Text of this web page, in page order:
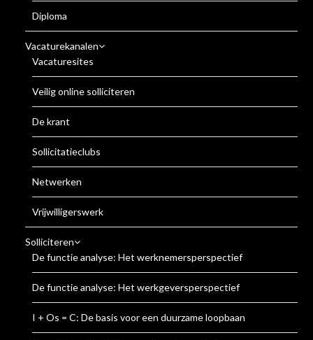
Diploma
Vacaturekanalen
Vacaturesites
Veilig online solliciteren
De krant
Sollicitatieclubs
Netwerken
Vrijwilligerswerk
Solliciteren
De functie analyse: Het werknemersperspectief
De functie analyse: Het werkgeversperspectief
I + Os = C: De basis voor een duurzame loopbaan